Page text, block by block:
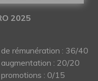
2025
rémunération : 36/40
: 20/20
: 0/15